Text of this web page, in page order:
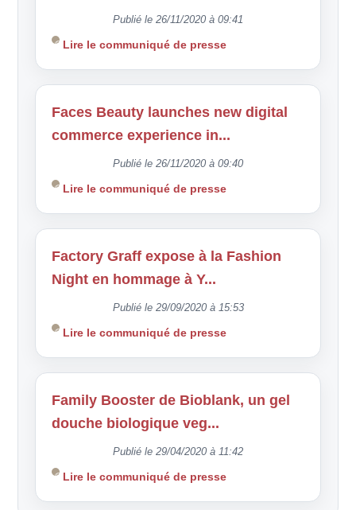
Publié le 26/11/2020 à 09:41
Lire le communiqué de presse
Faces Beauty launches new digital
commerce experience in...
Publié le 26/11/2020 à 09:40
Lire le communiqué de presse
Factory Graff expose à la Fashion
Night en hommage à Y...
Publié le 29/09/2020 à 15:53
Lire le communiqué de presse
Family Booster de Bioblank, un gel
douche biologique veg...
Publié le 29/04/2020 à 11:42
Lire le communiqué de presse